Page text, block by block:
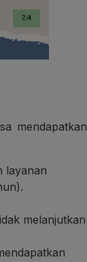
mendapatkan
layanan
melanjutkan